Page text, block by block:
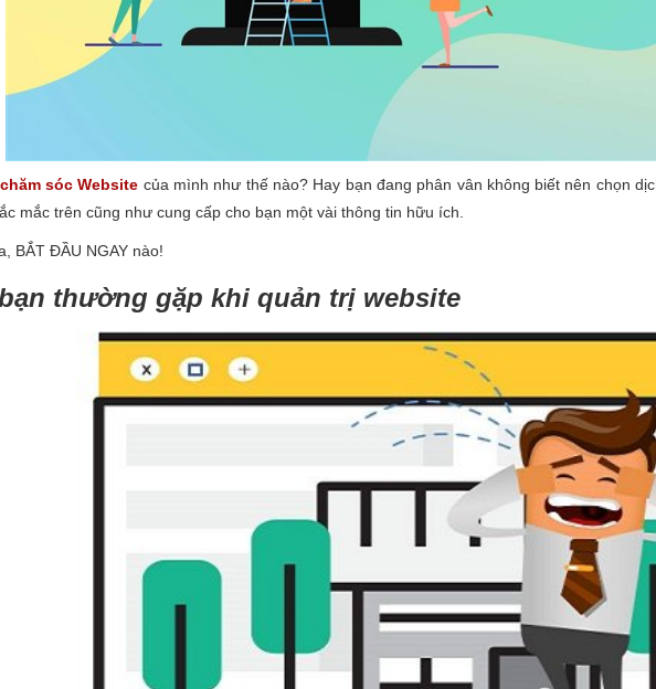
chăm sóc Website của mình như thế nào? Hay bạn đang phân vân không biết nên chọn
mắc trên cũng như cung cấp cho bạn một vài thông tin hữu ích.
BẮT ĐẦU NGAY nào!
thường gặp khi quản trị website